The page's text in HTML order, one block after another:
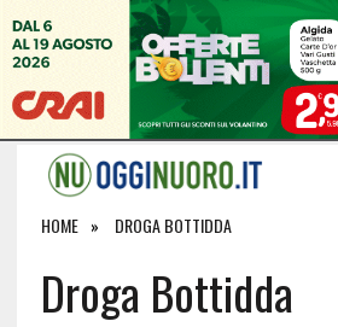
HOME DROGA BOTTIDDA
Droga Bottidda